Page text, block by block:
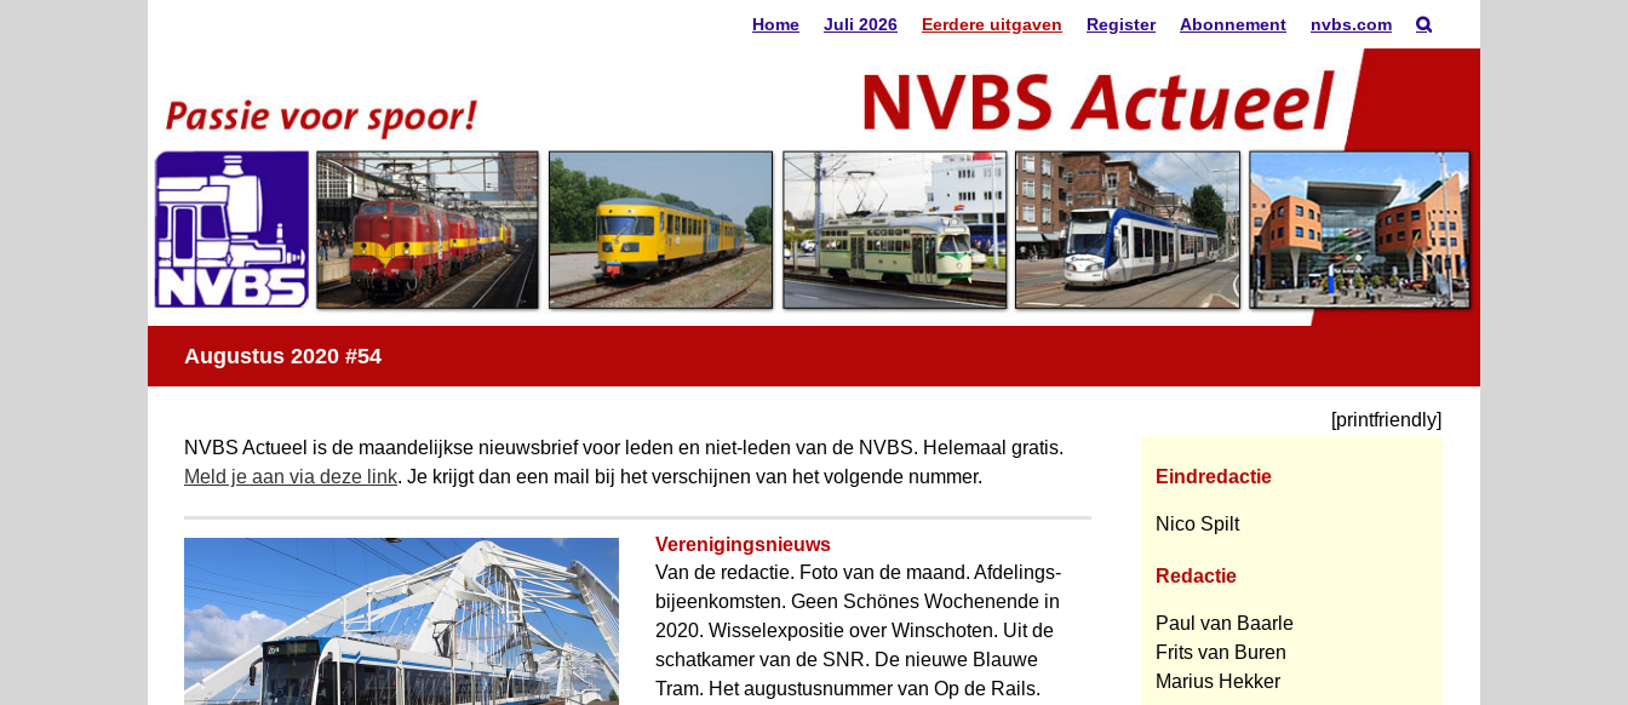
Home Juli 2026 Eerdere uitgaven Register Abonnement nvbs.com
Augustus 2020 #54
NVBS Actueel is de maandelijkse nieuwsbrief voor leden en niet-leden van de NVBS. Helemaal gratis.
Meld je aan via deze link. Je krijgt dan een mail bij het verschijnen van het volgende nummer.
Verenigingsnieuws
Van de redactie. Foto van de maand. Afdelings­
bijeenkomsten. Geen Schönes Woche­nende in
2020. Wissel­expositie over Winschoten. Uit de
schat­kamer van de SNR. De nieuwe Blauwe
Tram. Het augustus­nummer van Op de Rails.
[printfriendly]
Eindredactie
Nico Spilt
Redactie
Paul van Baarle
Frits van Buren
Marius Hekker